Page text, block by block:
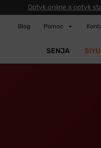
Optyk online a optyk
Blog Pomoc
SENJA SIYU